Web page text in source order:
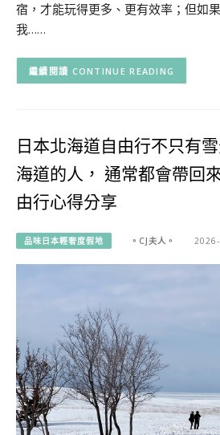
宿，才能玩得更多、更有效率；但如
我……
CONTINUE READING
日本北海道自由行不只有
海道的人， 通常都會帶回
由行心得分享
品味日本輕奢度假地 。CJ夫人。